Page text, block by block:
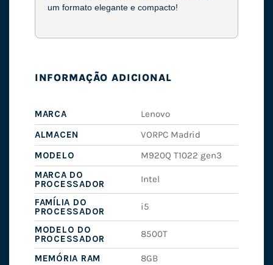
um formato elegante e compacto!
INFORMAÇÃO ADICIONAL
MARCA
Lenovo
ALMACEN
VORPC Madrid
MODELO
M920Q T1022 gen3
MARCA DO
PROCESSADOR
Intel
FAMÍLIA DO
PROCESSADOR
i5
MODELO DO
PROCESSADOR
8500T
MEMÓRIA RAM
8GB